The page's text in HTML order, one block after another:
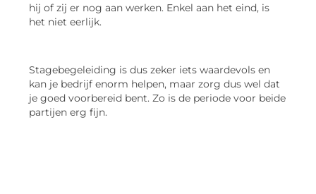
hij of zij er nog aan werken. Enkel aan het eind, is
het niet eerlijk.
Stagebegeleiding is dus zeker iets waardevols en
kan je bedrijf enorm helpen, maar zorg dus wel dat
je goed voorbereid bent. Zo is de periode voor beide
partijen erg fijn.